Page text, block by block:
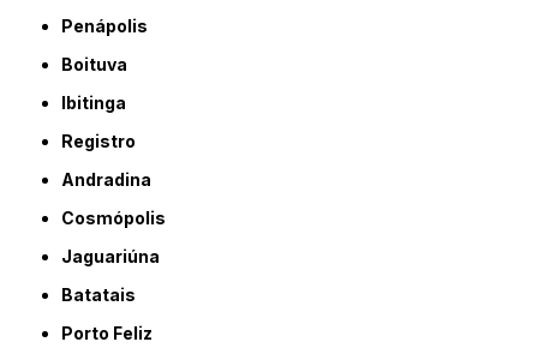
Penápolis
Boituva
Ibitinga
Registro
Andradina
Cosmópolis
Jaguariúna
Batatais
Porto Feliz